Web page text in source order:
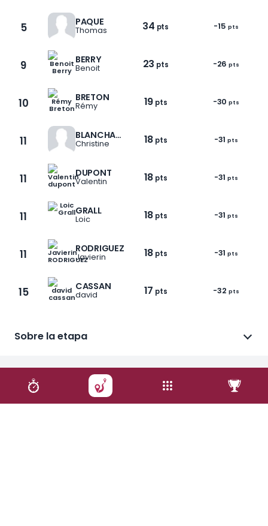
5 PAQUE
Thomas 34 pts -15 pts
9 BERRY
Benoit 23 pts -26 pts
10 BRETON
Rémy 19 pts -30 pts
11 BLANCHARD
Christine 18 pts -31 pts
11 DUPONT
Valentin 18 pts -31 pts
11 GRALL
Loic 18 pts -31 pts
11 RODRIGUEZ
Javierin 18 pts -31 pts
15 CASSAN
david 17 pts -32 pts
Sobre la etapa